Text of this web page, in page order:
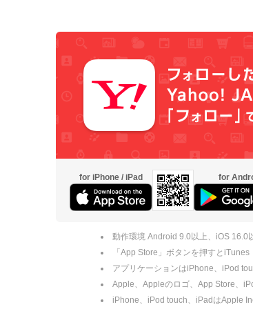
for iPhone / iPad for
動作環境 Android 9.0以上、iOS
「App Store」ボタンを押すと
アプリケーションはiPhone、iPod
Apple、Appleのロゴ、App Store、
iPhone、iPod touch、iPadはApple